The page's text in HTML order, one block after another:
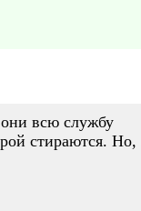
всю службу
стираются. Но,